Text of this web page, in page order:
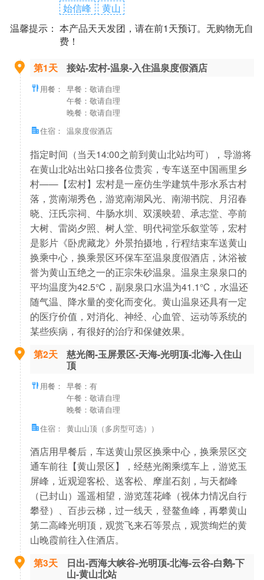
始信峰
黄山
温馨提示： 本产品天天发团，请在前1天预订。无购物无自
费！
第1天 接站-宏村-温泉-入住温泉度假酒店
用餐： 早餐：敬请自理
午餐：敬请自理
晚餐：敬请自理
住宿： 温泉度假酒店
指定时间（当天14:00之前到黄山北站均可），导游将
在黄山北站出站口接各位贵宾，专车送至中国画里乡
村——【宏村】宏村是一座仿生学建筑牛形水系古村
落，赏南湖秀色，游览南湖风光、南湖书院、月沼春
晓、汪氏宗祠、牛肠水圳、双溪映碧、承志堂、亭前
大树、雷岗夕照、树人堂、明代祠堂乐叙堂等，宏村
是影片《卧虎藏龙》外景拍摄地，行程结束车送黄山
换乘中心，换乘景区环保车至温泉度假酒店，沐浴被
誉为黄山五绝之一的正宗朱砂温泉。温泉主泉泉口的
平均温度为42.5℃，副泉泉口水温为41.1℃，水温还
随气温、降水量的变化而变化。黄山温泉还具有一定
的医疗价值，对消化、神经、心血管、运动等系统的
某些疾病，有很好的治疗和保健效果。
第2天
慈光阁-玉屏景区-天海-光明顶-北海-入住山
顶
用餐： 早餐：有
午餐：敬请自理
晚餐：敬请自理
住宿： 黄山山顶（多房型可选））
酒店用早餐后，车送黄山景区换乘中心，换乘景区交
通车前往【黄山景区】，经慈光阁乘缆车上，游览玉
屏峰，近观迎客松、送客松、摩崖石刻，与天都峰
（已封山）遥遥相望，游览莲花峰（视体力情况自行
攀登）、百步云梯，过一线天，登鳌鱼峰，再攀黄山
第二高峰光明顶，观赏飞来石等景点，观赏绚烂的黄
山晚霞前往入住酒店。
第3天
日出-西海大峡谷-光明顶-北海-云谷-白鹅-下
山-黄山北站